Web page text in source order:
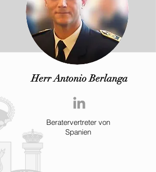
Herr Antonio Berlanga
Beratervertreter von
Spanien